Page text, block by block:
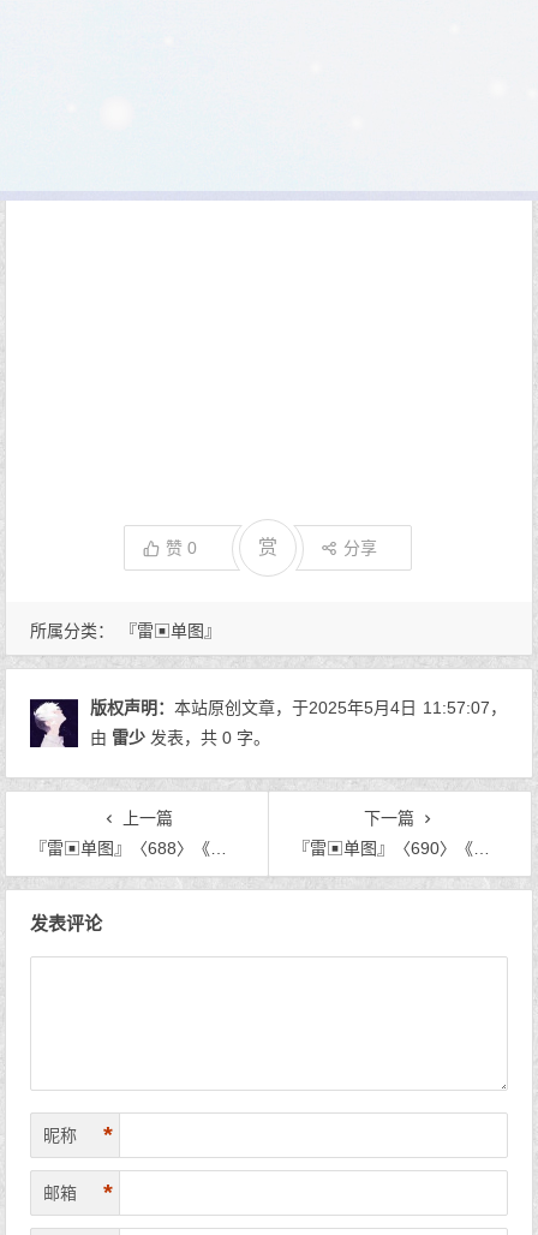
所属分类： 『雷▣单图』
赞 0 赏 分享
版权声明：本站原创文章，于2025年5月4日 11:57:07，
由 雷少 发表，共 0 字。
上一篇
『雷▣单图』〈688〉《从我到月亮之间》
下一篇
『雷▣单图』〈690〉《旧伤。》
发表评论
昵称 *
邮箱 *